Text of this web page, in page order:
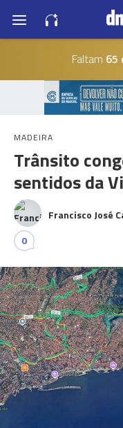
Faltam 65
MADEIRA
Trânsito
sentidos da
Francisco José
0